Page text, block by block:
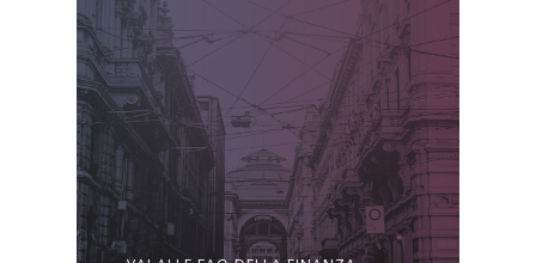
Home
Chi siamo
Strumenti